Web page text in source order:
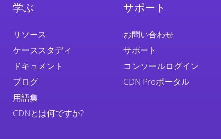
学ぶ
リソース
ケーススタディ
ドキュメント
ブログ
用語集
CDNとは何ですか?
サポート
お問い合わせ
サポート
コンソールログイン
CDN Proポータル